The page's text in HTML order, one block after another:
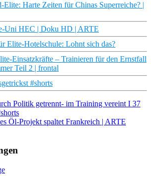
Harte Zeiten für Chinas Superreiche? |
Uni HEC | Doku HD | ARTE
Elite-Hotelschule: Lohnt sich das?
Einsatzkräfte – Trainieren für den Ernstfall
Teil 2 | frontal
#shorts
Politik getrennt- im Training vereint I 37
Öl-Projekt spaltet Frankreich | ARTE